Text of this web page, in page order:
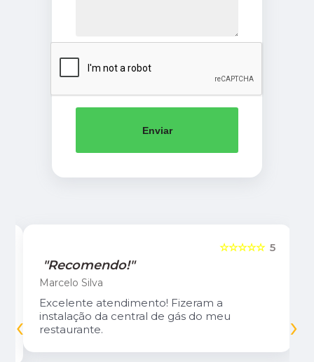
Enviar
5
☆☆☆☆☆
"Recomendo!"
Marcelo Silva
Excelente atendimento! Fizeram a
instalação da central de gás do meu
restaurante.
‹ ›